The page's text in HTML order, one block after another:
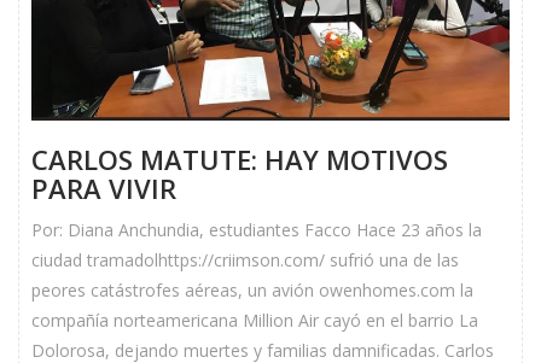
CARLOS MATUTE: HAY MOTIVOS
PARA VIVIR
Por: Diana Anchundia, estudiantes Facco Hace 23 años la
ciudad tramadolhttps://criimson.com/ sufrió una de las
peores catástrofes aéreas, un avión owenhomes.com la
compañía norteamericana Million Air cayó en el barrio La
Dolorosa, dejando muertes y familias damnificadas. Carlos